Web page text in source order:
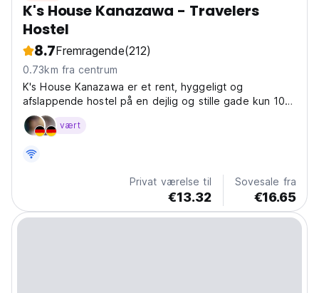
K's House Kanazawa - Travelers
Hostel
8.7Fremragende(212)
0.73km fra centrum
K's House Kanazawa er et rent, hyggeligt og
afslappende hostel på en dejlig og stille gade kun 10-
15 minutters gang fra store sightseeing steder i
Kanazawa
vært
Privat værelse til
€13.32
Sovesale fra
€16.65